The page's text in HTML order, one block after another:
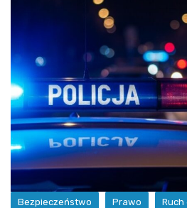
Bezpieczeństwo Prawo